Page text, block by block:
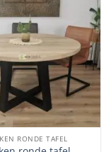
RONDE TAFEL